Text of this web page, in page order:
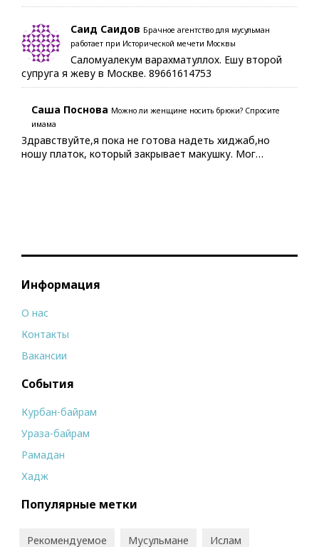
Саид Саидов Брачное агентство для мусульман
работает при Исторической мечети Москвы
Саломуалекум варахматуллох. Ешу второй
супруга я жеву в Москве. 89661614753
Саша Поснова Можно ли женщине носить брюки? Спросите
имама
Здравствуйте,я пока не готова надеть хиджаб,но
ношу платок, который закрывает макушку. Мог…
Информация
О нас
Контакты
Вакансии
События
Курбан-байрам
Ураза-байрам
Рамадан
Хадж
Популярные метки
Рекомендуемое Мусульмане Ислам